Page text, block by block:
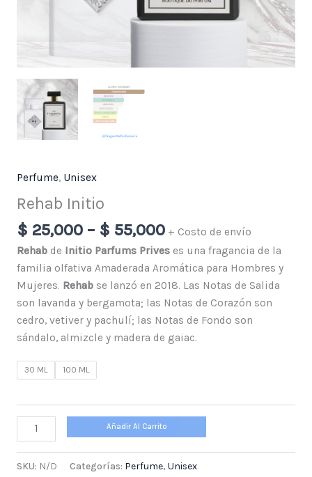
Perfume, Unisex
Rehab Initio
$ 25,000 – $ 55,000 + Costo de envío
Rehabde Initio Parfums Priveses una fragancia de la
familia olfativa Amaderada Aromática para Hombres y
Mujeres. Rehabse lanzó en 2018. Las Notas de Salida
son lavanda y bergamota; las Notas de Corazón son
cedro, vetiver y pachulí; las Notas de Fondo son
sándalo, almizcle y madera de gaiac.
30 ML 100 ML
Añadir Al Carrito
SKU: N/D Categorías: Perfume, Unisex